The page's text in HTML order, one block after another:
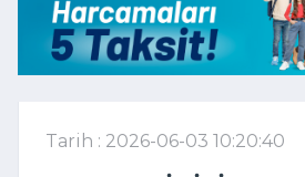
Tarih : 2026-06-03 10:20:40